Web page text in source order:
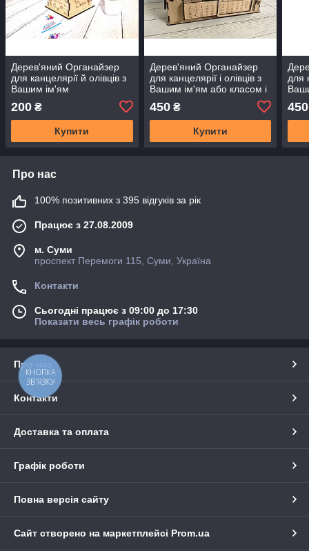
Дерев'яний Органайзер
для канцелярії й олівців з
Вашим ім'ям
200 ₴
Купити
Дерев'яний Органайзер
для канцелярії і олівців з
Вашим ім'ям або класом і
450₴
Купити
для
450
Про нас
100% позитивних з 395 відгуків за рік
Працює з 27.08.2009
м. Суми
проспект Перемоги 115, Суми, Україна
Контакти
Сьогодні працює з 09:00 до 17:30
Показати весь графік роботи
Про нас
Контакти
Доставка та оплата
Графік роботи
Повна версія сайту
Сайт створено на маркетплейсі Prom.ua
КНОПКА
ЗВ'ЯЗКУ